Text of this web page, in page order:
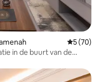
5 (70)
in de buurt van de